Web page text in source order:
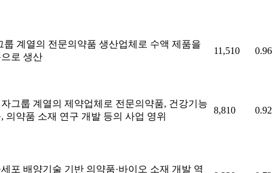
룹 계열의 전문의약품 생산업체로 수액 제품을
로 생산
11,510
그룹 계열의 제약업체로 전문의약품, 건강기능
의약품 소재 연구 개발 등의 사업 영위
8,810
포 배양기술 기반 의약품·바이오 소재 개발 역